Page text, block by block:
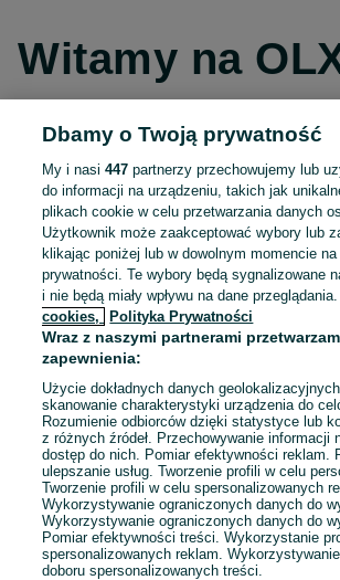
Witamy na
Kontynuuj przez
Kontynuuj przez konto
Kontynuuj przez konto
LUB
E-mail
Hasło
Dbamy o Twoją prywatność
My i nasi447 partnerzy przechowujemy lub
do informacji na urządzeniu, takich jak
plikach cookie w celu przetwarzania danych
Użytkownik może zaakceptować wybory lub
klikając poniżej lub w dowolnym momencie
prywatności. Te wybory będą sygnalizowane
i nie będą miały wpływu na dane przeglądania.
cookies,
Polityka Prywatności
Wraz z naszymi partnerami
zapewnienia:
Użycie dokładnych danych
skanowanie charakterystyki urządzenia do
Rozumienie odbiorców dzięki statystyce lub
z różnych źródeł. Przechowywanie informacji
dostęp do nich. Pomiar efektywności reklam.
ulepszanie usług. Tworzenie profili w celu
Tworzenie profili w celu spersonalizowanych
Wykorzystywanie ograniczonych danych do
Wykorzystywanie ograniczonych danych do
Pomiar efektywności treści. Wykorzystanie
spersonalizowanych reklam.
doboru spersonalizowanych treści.